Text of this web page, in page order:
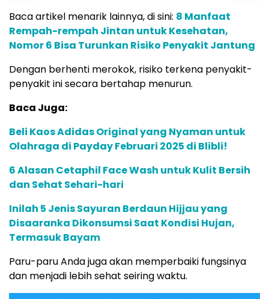
Baca artikel menarik lainnya, di sini: 8 Manfaat
Rempah-rempah Jintan untuk Kesehatan,
Nomor 6 Bisa Turunkan Risiko Penyakit Jantung
Dengan berhenti merokok, risiko terkena penyakit-
penyakit ini secara bertahap menurun.
Baca Juga:
Beli Kaos Adidas Original yang Nyaman untuk
Olahraga di Payday Februari 2025 di Blibli!
6 Alasan Cetaphil Face Wash untuk Kulit Bersih
dan Sehat Sehari-hari
Inilah 5 Jenis Sayuran Berdaun Hijjau yang
Disaaranka Dikonsumsi Saat Kondisi Hujan,
Termasuk Bayam
Paru-paru Anda juga akan memperbaiki fungsinya
dan menjadi lebih sehat seiring waktu.